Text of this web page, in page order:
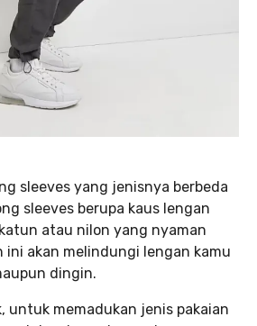
sleeves yang jenisnya berbeda
sleeves berupa kaus lengan
atau nilon yang nyaman
ini akan melindungi lengan kamu
dingin.
untuk memadukan jenis pakaian